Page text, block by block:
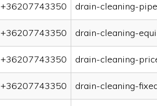
+36207743350 drain-cleaning-pipe
+36207743350 drain-cleaning-
+36207743350 drain-cleaning-
+36207743350 drain-cleaning-